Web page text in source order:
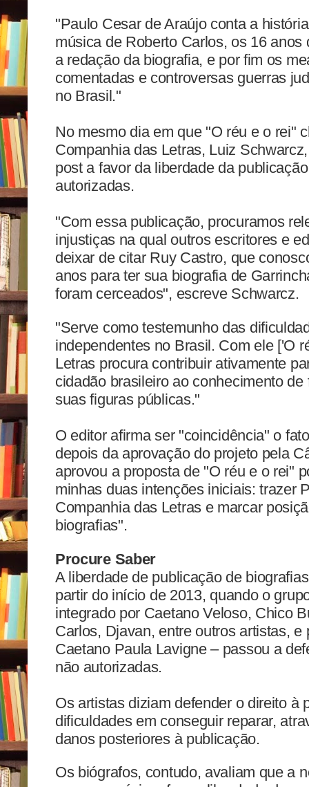
"Paulo Cesar de Araújo conta a
música de Roberto Carlos, os 16
a redação da biografia, e por fim os
comentadas e controversas guerras
no Brasil."
No mesmo dia em que "O réu e o rei"
Companhia das Letras, Luiz
post a favor da liberdade da
autorizadas.
"Com essa publicação, procuramos
injustiças na qual outros escritores e
deixar de citar Ruy Castro, que
anos para ter sua biografia de
foram cerceados", escreve Schwarcz.
"Serve como testemunho das
independentes no Brasil. Com ele ['O
Letras procura contribuir ativamente
cidadão brasileiro ao conhecimento
suas figuras públicas."
O editor afirma ser "coincidência" o
depois da aprovação do projeto pela
aprovou a proposta de "O réu e o rei"
minhas duas intenções iniciais: trazer
Companhia das Letras e marcar
biografias".
Procure Saber
A liberdade de publicação de
partir do início de 2013, quando o
integrado por Caetano Veloso, Chico
Carlos, Djavan, entre outros artistas,
Caetano Paula Lavigne – passou a
não autorizadas.
Os artistas diziam defender o direito à
dificuldades em conseguir reparar,
danos posteriores à publicação.
Os biógrafos, contudo, avaliam que a